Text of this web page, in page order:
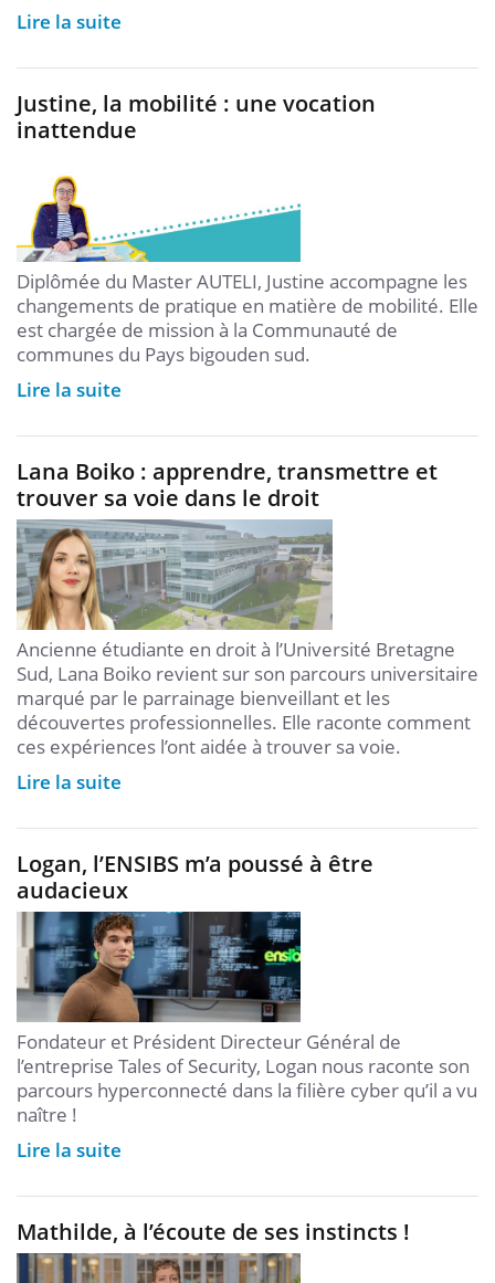
Lire la suite
Justine, la mobilité : une vocation
inattendue
Diplômée du Master AUTELI, Justine accompagne les
changements de pratique en matière de mobilité. Elle
est chargée de mission à la Communauté de
communes du Pays bigouden sud.
Lire la suite
Lana Boiko : apprendre, transmettre et
trouver sa voie dans le droit
Ancienne étudiante en droit à l’Université Bretagne
Sud, Lana Boiko revient sur son parcours universitaire
marqué par le parrainage bienveillant et les
découvertes professionnelles. Elle raconte comment
ces expériences l’ont aidée à trouver sa voie.
Lire la suite
Logan, l’ENSIBS m’a poussé à être
audacieux
Fondateur et Président Directeur Général de
l’entreprise Tales of Security, Logan nous raconte son
parcours hyperconnecté dans la filière cyber qu’il a vu
naître !
Lire la suite
Mathilde, à l’écoute de ses instincts !